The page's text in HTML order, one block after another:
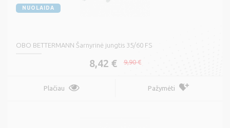
NUOLAIDA
OBO BETTERMANN Šarnyrinė jungtis 35/60 FS
8,42 € 9,90 €
Plačiau Pažymėti